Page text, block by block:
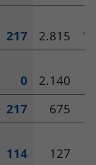
217 2.815
0 2.140
217 675
114
127